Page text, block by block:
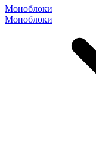
Моноблоки
Моноблоки